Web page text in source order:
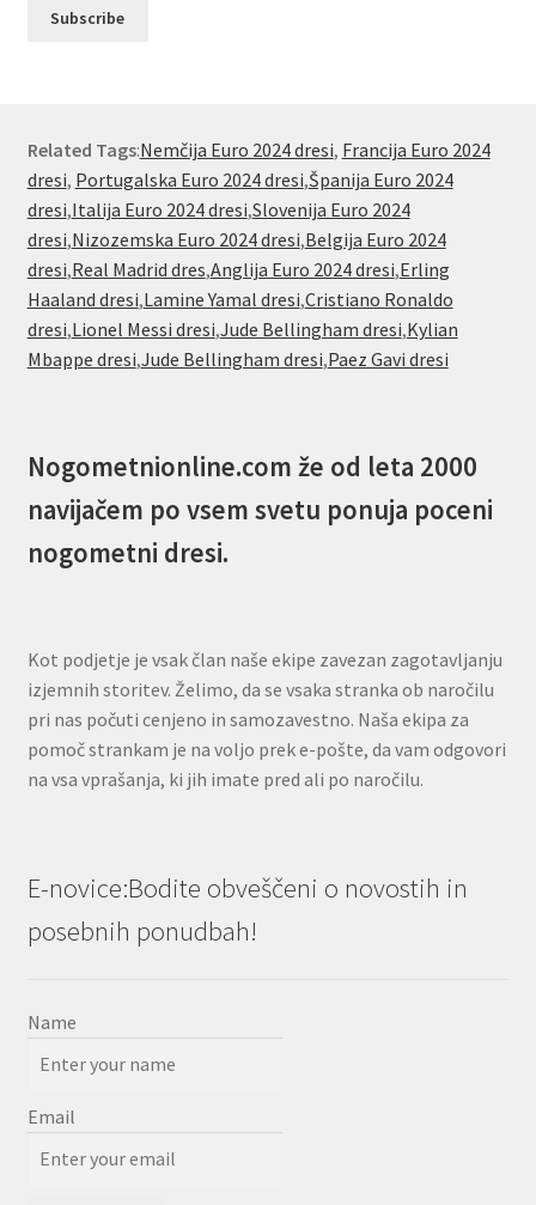
Related Tags:Nemčija Euro 2024 dresi, Francija Euro 2024
dresi, Portugalska Euro 2024 dresi,Španija Euro 2024
dresi,Italija Euro 2024 dresi,Slovenija Euro 2024
dresi,Nizozemska Euro 2024 dresi,Belgija Euro 2024
dresi,Real Madrid dres,Anglija Euro 2024 dresi,Erling
Haaland dresi,Lamine Yamal dresi,Cristiano Ronaldo
dresi,Lionel Messi dresi,Jude Bellingham dresi,Kylian
Mbappe dresi,Jude Bellingham dresi,Paez Gavi dresi
Nogometnionline.com že od leta 2000
navijačem po vsem svetu ponuja poceni
nogometni dresi.
Kot podjetje je vsak član naše ekipe zavezan zagotavljanju
izjemnih storitev. Želimo, da se vsaka stranka ob naročilu
pri nas počuti cenjeno in samozavestno. Naša ekipa za
pomoč strankam je na voljo prek e-pošte, da vam odgovori
na vsa vprašanja, ki jih imate pred ali po naročilu.
E-novice:Bodite obveščeni o novostih in
posebnih ponudbah!
Name
Email